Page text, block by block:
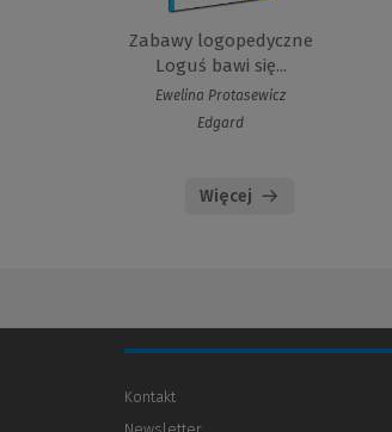
Zabawy logopedyczne
Loguś bawi się...
Ewelina Protasewicz
Edgard
Więcej
Kontakt